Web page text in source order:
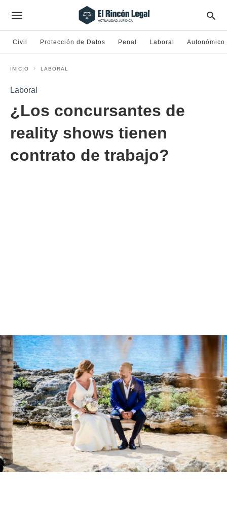
Civil Protección de Datos Penal Laboral Autonómico
INICIO LABORAL
Laboral
¿Los concursantes de
reality shows tienen
contrato de trabajo?